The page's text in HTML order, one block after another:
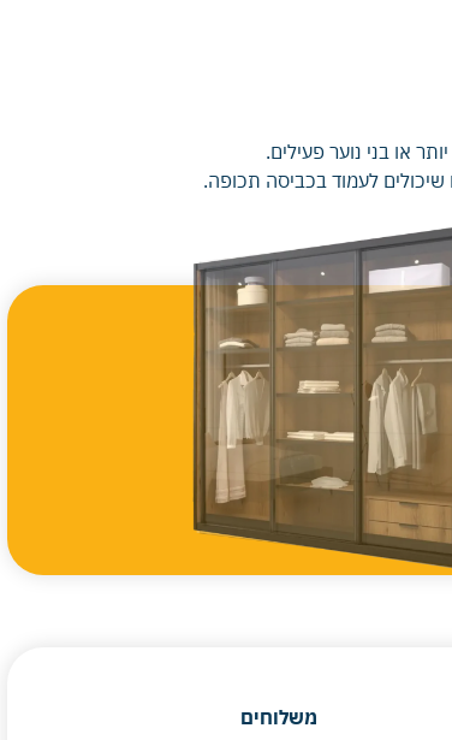
או בני נוער פעילים.
שיכולים לעמוד בכביסה תכופה.
משלוחים